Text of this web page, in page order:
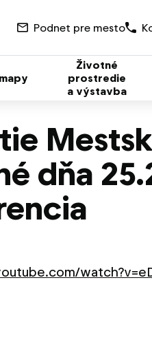
Podnet pre mesto
Životné
prostredie
a výstavba
dňa